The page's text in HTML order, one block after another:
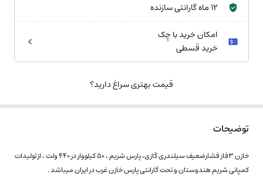
12 ماه گارانتی سازنده
امکان خرید با چِک
خرید قسطی
قیمت بهتری سراغ دارید؟
توضیحات
خازن 3فاز فشارضعیف سیلندری گازی، پارس شریم ، 50 کیلووار در 440 ولت ، از تولیدات
کمپانی شریم هندوستان و تحت گارانتی پارس خازن غرب در ایران میباشد .